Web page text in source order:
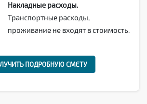
Накладные расходы.
Транспортные расходы,
проживание не входят в стоимость.
ПОДРОБНУЮ СМЕТУ